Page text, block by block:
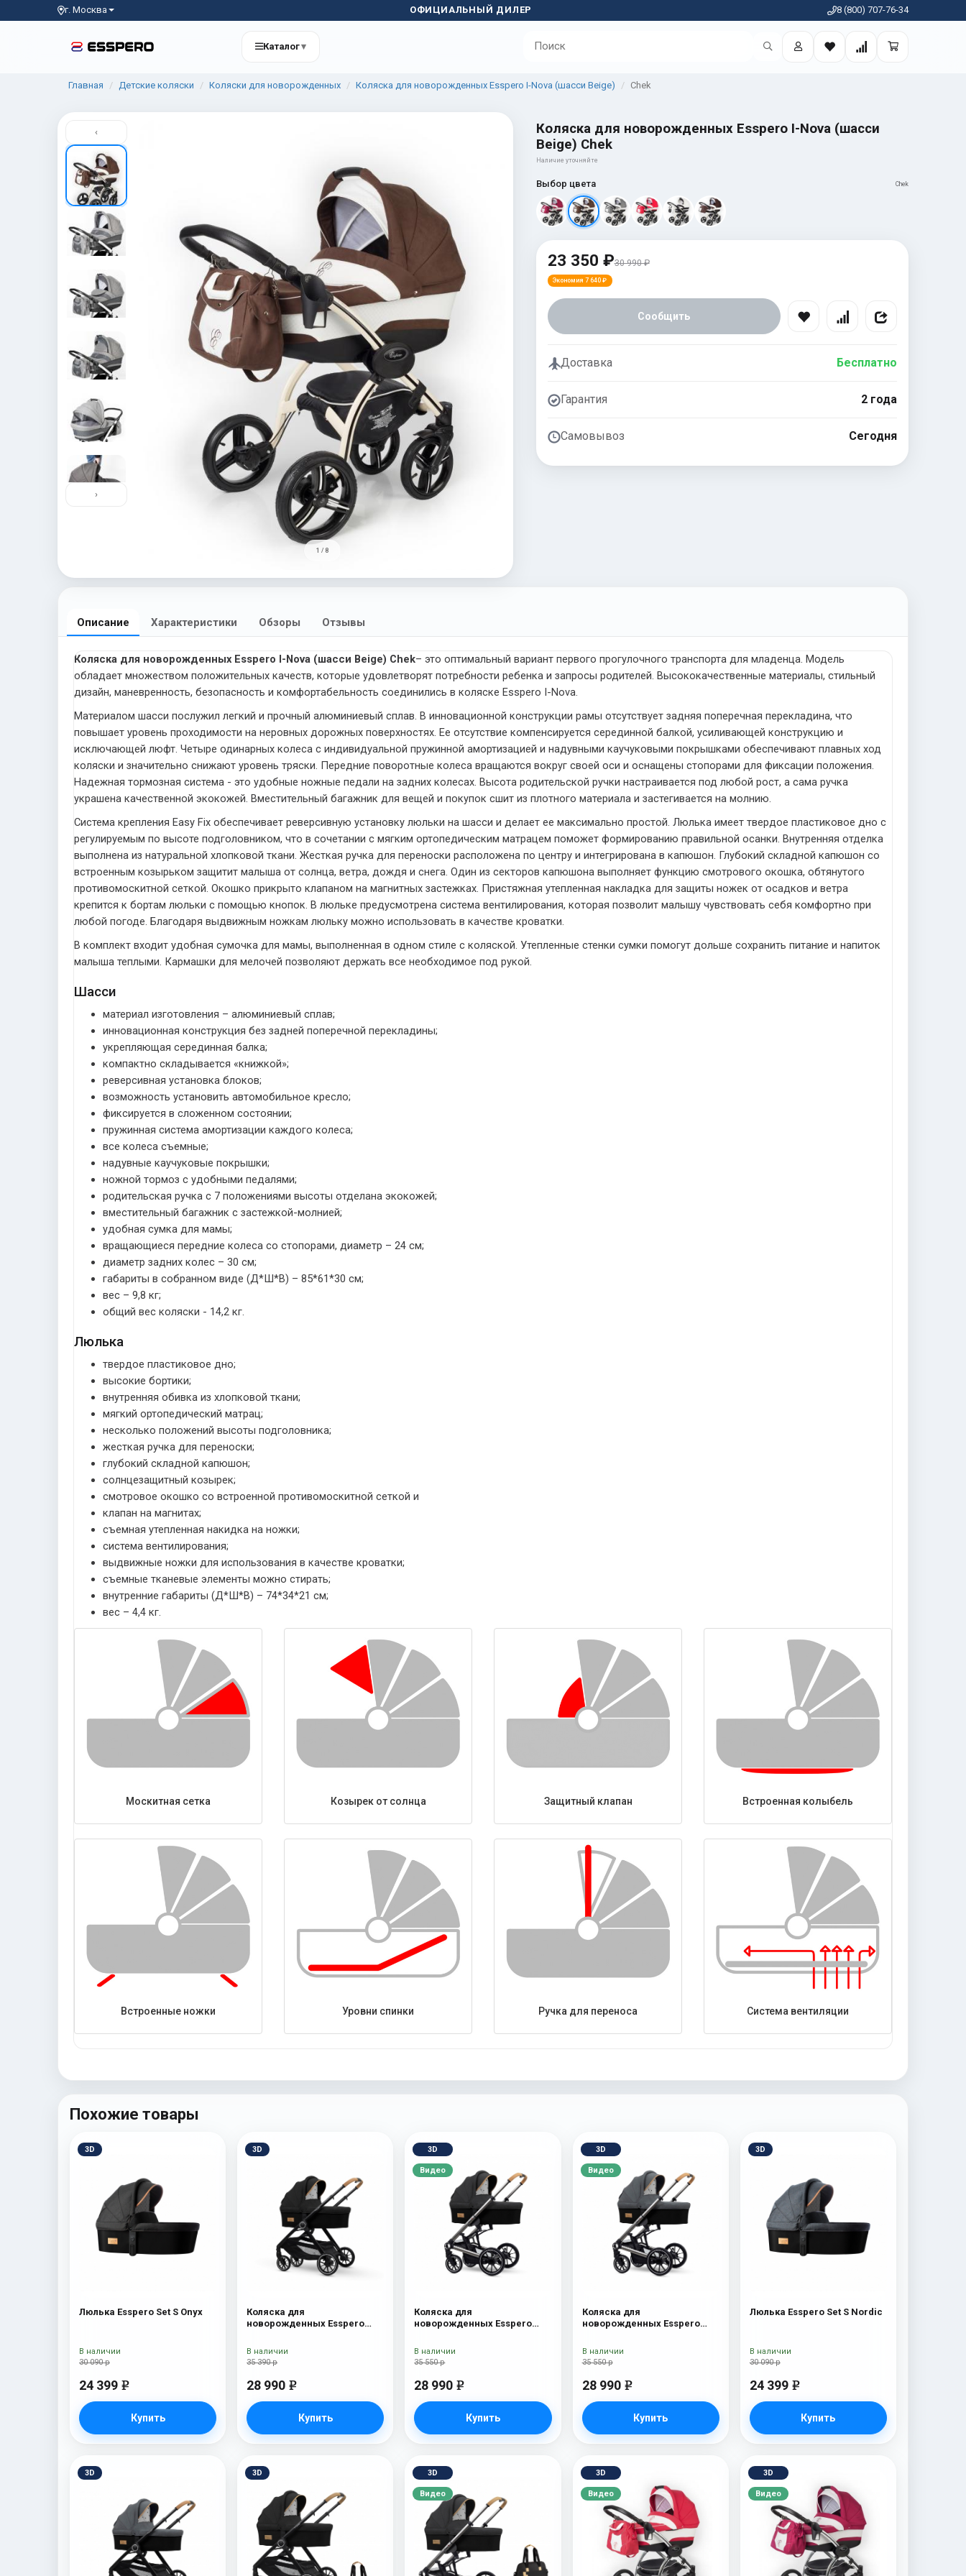
г. Москва ОФИЦИАЛЬНЫЙ ДИЛЕР 8 (800) 707-76-34
Каталог▾
Главная Детские коляски Коляски для новорожденных Коляска для новорожденных Esspero I-Nova (шасси Beige) Chek
‹
›
1 / 8
Коляска для новорожденных Esspero I-Nova (шасси
Beige) Chek
Наличие уточняйте
Выбор цвета Chek
23 350 ₽30 990 ₽
Экономия 7 640 ₽
Сообщить
Доставка Бесплатно
Гарантия 2 года
Самовывоз Сегодня
Описание Характеристики Обзоры Отзывы
Коляска для новорожденных Esspero I-Nova (шасси Beige) Chek– это оптимальный вариант первого прогулочного транспорта для младенца. Модель
обладает множеством положительных качеств, которые удовлетворят потребности ребенка и запросы родителей. Высококачественные материалы, стильный
дизайн, маневренность, безопасность и комфортабельность соединились в коляске Esspero I-Nova.
Материалом шасси послужил легкий и прочный алюминиевый сплав. В инновационной конструкции рамы отсутствует задняя поперечная перекладина, что
повышает уровень проходимости на неровных дорожных поверхностях. Ее отсутствие компенсируется серединной балкой, усиливающей конструкцию и
исключающей люфт. Четыре одинарных колеса с индивидуальной пружинной амортизацией и надувными каучуковыми покрышками обеспечивают плавных ход
коляски и значительно снижают уровень тряски. Передние поворотные колеса вращаются вокруг своей оси и оснащены стопорами для фиксации положения.
Надежная тормозная система - это удобные ножные педали на задних колесах. Высота родительской ручки настраивается под любой рост, а сама ручка
украшена качественной экокожей. Вместительный багажник для вещей и покупок сшит из плотного материала и застегивается на молнию.
Система крепления Easy Fix обеспечивает реверсивную установку люльки на шасси и делает ее максимально простой. Люлька имеет твердое пластиковое дно с
регулируемым по высоте подголовником, что в сочетании с мягким ортопедическим матрацем поможет формированию правильной осанки. Внутренняя отделка
выполнена из натуральной хлопковой ткани. Жесткая ручка для переноски расположена по центру и интегрирована в капюшон. Глубокий складной капюшон со
встроенным козырьком защитит малыша от солнца, ветра, дождя и снега. Один из секторов капюшона выполняет функцию смотрового окошка, обтянутого
противомоскитной сеткой. Окошко прикрыто клапаном на магнитных застежках. Пристяжная утепленная накладка для защиты ножек от осадков и ветра
крепится к бортам люльки с помощью кнопок. В люльке предусмотрена система вентилирования, которая позволит малышу чувствовать себя комфортно при
любой погоде. Благодаря выдвижным ножкам люльку можно использовать в качестве кроватки.
В комплект входит удобная сумочка для мамы, выполненная в одном стиле с коляской. Утепленные стенки сумки помогут дольше сохранить питание и напиток
малыша теплыми. Кармашки для мелочей позволяют держать все необходимое под рукой.
Шасси
материал изготовления – алюминиевый сплав;
инновационная конструкция без задней поперечной перекладины;
укрепляющая серединная балка;
компактно складывается «книжкой»;
реверсивная установка блоков;
возможность установить автомобильное кресло;
фиксируется в сложенном состоянии;
пружинная система амортизации каждого колеса;
все колеса съемные;
надувные каучуковые покрышки;
ножной тормоз с удобными педалями;
родительская ручка с 7 положениями высоты отделана экокожей;
вместительный багажник с застежкой-молнией;
удобная сумка для мамы;
вращающиеся передние колеса со стопорами, диаметр – 24 см;
диаметр задних колес – 30 см;
габариты в собранном виде (Д*Ш*В) – 85*61*30 см;
вес – 9,8 кг;
общий вес коляски - 14,2 кг.
Люлька
твердое пластиковое дно;
высокие бортики;
внутренняя обивка из хлопковой ткани;
мягкий ортопедический матрац;
несколько положений высоты подголовника;
жесткая ручка для переноски;
глубокий складной капюшон;
солнцезащитный козырек;
смотровое окошко со встроенной противомоскитной сеткой и
клапан на магнитах;
съемная утепленная накидка на ножки;
система вентилирования;
выдвижные ножки для использования в качестве кроватки;
съемные тканевые элементы можно стирать;
внутренние габариты (Д*Ш*В) – 74*34*21 см;
вес – 4,4 кг.
Москитная сетка Козырек от солнца Защитный клапан Встроенная колыбель
Встроенные ножки Уровни спинки Ручка для переноса Система вентиляции
Похожие товары
3D
Люлька Esspero Set S Onyx
30 090 р
24 399 e
Купить
В наличии
3D
Коляска для
новорожденных Esspero
35 390 р
28 990 e
Купить
В наличии
3D
Видео
Коляска для
новорожденных Esspero
35 550 р
28 990 e
Купить
В наличии
3D
Видео
Коляска для
новорожденных Esspero
35 550 р
28 990 e
Купить
В наличии
3D
Люлька Esspero Set S Nordic
30 090 р
24 399 e
Купить
В наличии
3D 3D 3D
Видео
3D
Видео
3D
Видео